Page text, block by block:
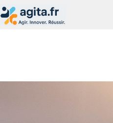
au
contenu